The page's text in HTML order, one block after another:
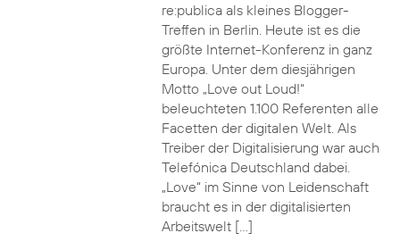
re:publica als kleines Blogger-
Treffen in Berlin. Heute ist es die
größte Internet-Konferenz in ganz
Europa. Unter dem diesjährigen
Motto „Love out Loud!“
beleuchteten 1.100 Referenten alle
Facetten der digitalen Welt. Als
Treiber der Digitalisierung war auch
Telefónica Deutschland dabei.
„Love“ im Sinne von Leidenschaft
braucht es in der digitalisierten
Arbeitswelt […]